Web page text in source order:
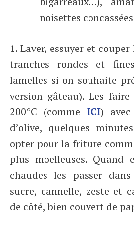
noisettes
1. Laver, essuyer et
tranches rondes et
lamelles si on souhaite
version gâteau). Les
200°C (comme ICI)
d’olive, quelques
opter pour la friture
plus moelleuses. Quand
chaudes les passer
sucre, cannelle, zeste et
de côté, bien couvert de